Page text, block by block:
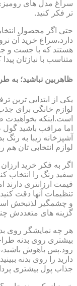
سراغ مدل های
تر فکر کنید.
حتی اگر محصول
دارد،سراغ خرید آن
هستند که با جست و
متناسب با نیازتان پیدا
ظاهربین نباشید؛ به
یکی از ابتدایی ترین
لوازم خانگی برای
است.اینکه بخواهیدت
اما مراقب باشید گول
آشپزخانه زیبا به
لوازم انتخابی تان هم
اگر به فکر خرید
قیمت ارزانتری دارند
تنظیمات آنها دقت
و چشمگیر لذتبخش
گزینه های متعددش
هر چه نمایشگر روی
بیشتری روی بدنه
رود.پس باهوش
دارید را روی بدنه
جذاب پول بیشتری